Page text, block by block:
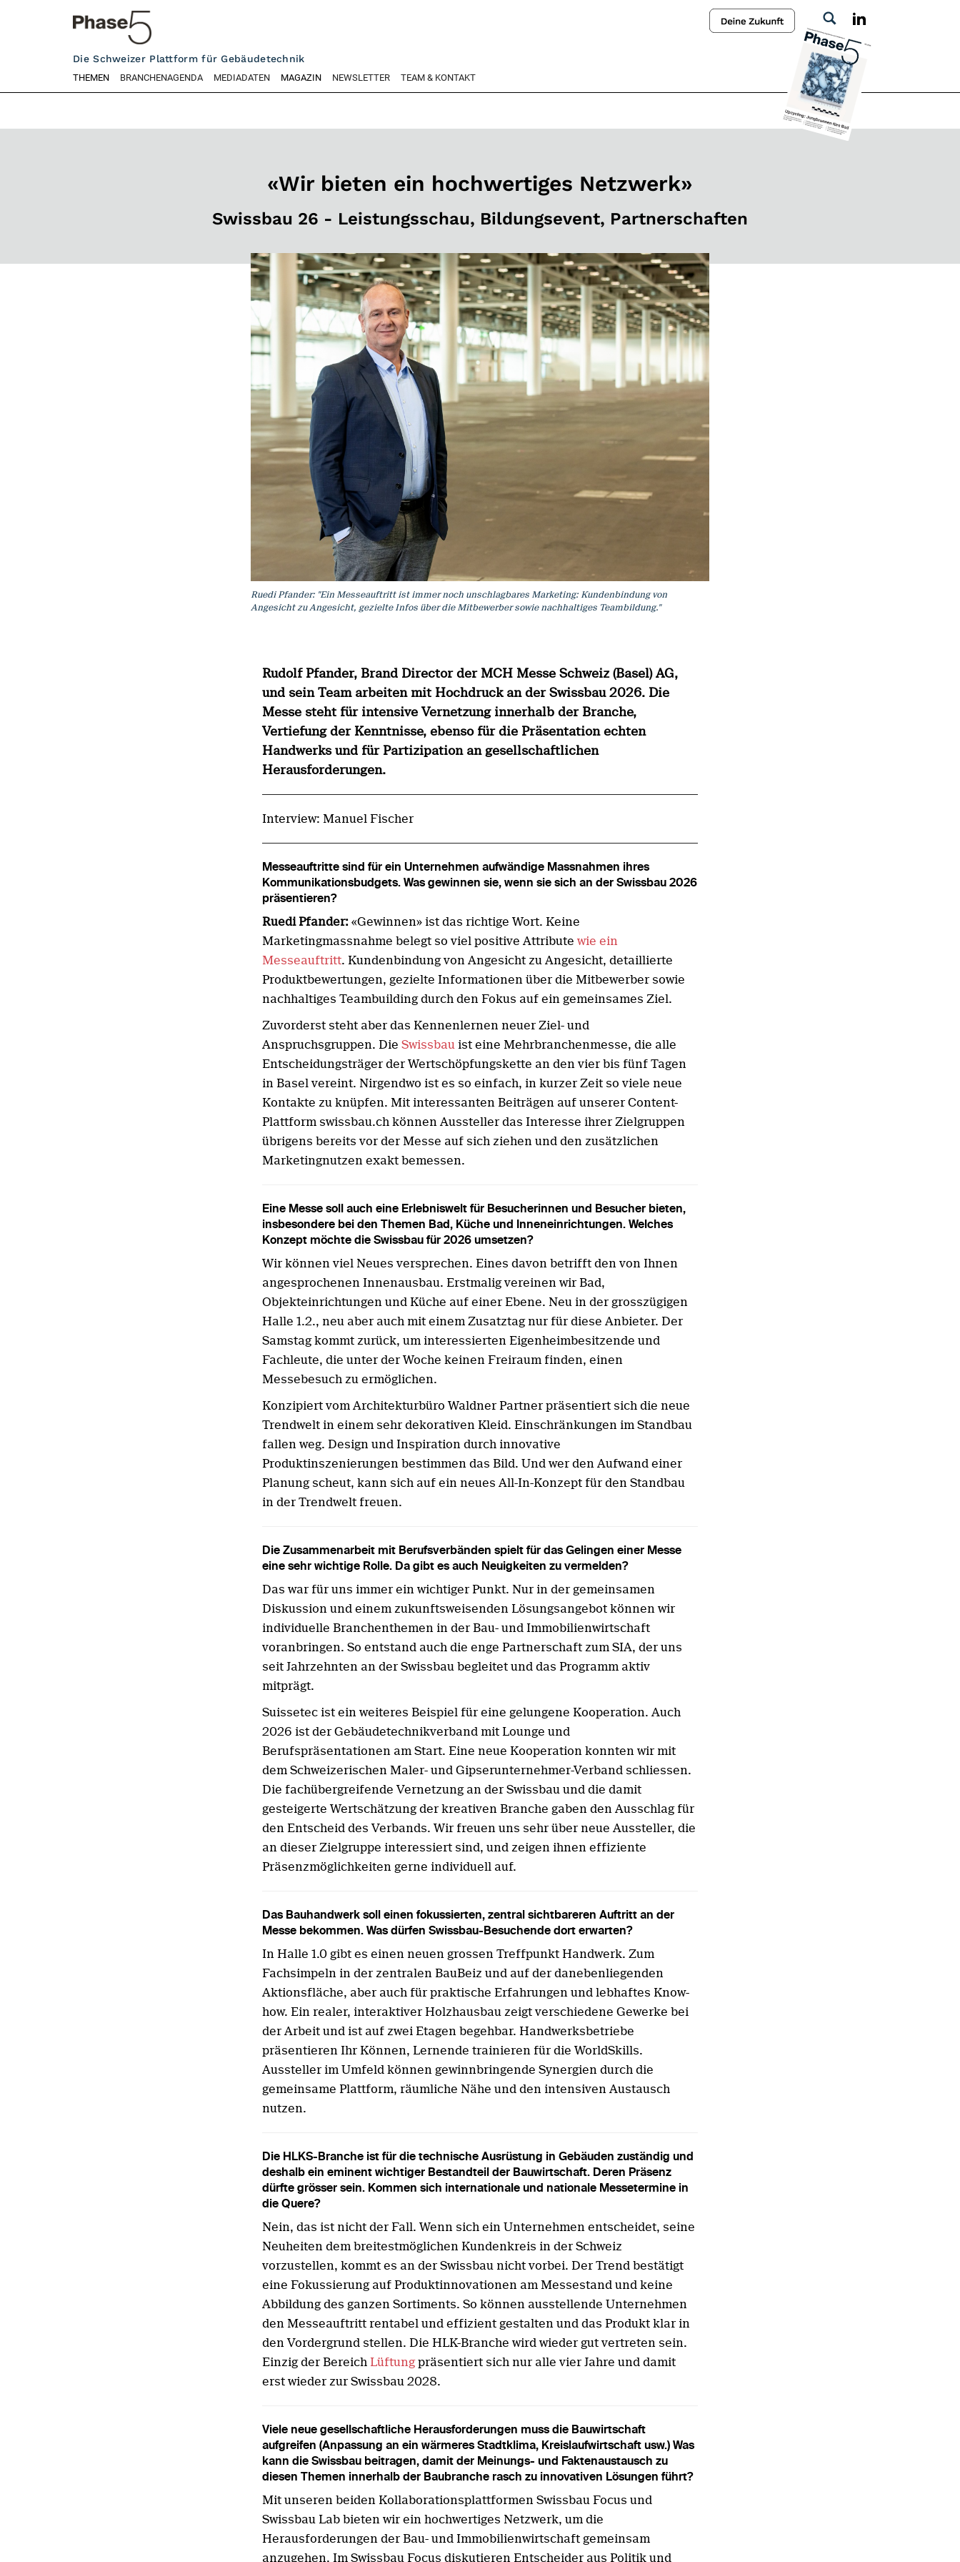
Die Schweizer Plattform für Gebäudetechnik
THEMEN BRANCHENAGENDA MEDIADATEN MAGAZIN NEWSLETTER TEAM & KONTAKT
«Wir bieten ein hochwertiges Netzwerk»
Swissbau 26 - Leistungsschau, Bildungsevent, Partnerschaften
Ruedi Pfander: "Ein Messeauftritt ist immer noch unschlagbares Marketing: Kundenbindung von
Angesicht zu Angesicht, gezielte Infos über die Mitbewerber sowie nachhaltiges Teambildung."
Rudolf Pfander, Brand Director der MCH Messe Schweiz (Basel) AG,
und sein Team arbeiten mit Hochdruck an der Swissbau 2026. Die
Messe steht für intensive Vernetzung innerhalb der Branche,
Vertiefung der Kenntnisse, ebenso für die Präsentation echten
Handwerks und für Partizipation an gesellschaftlichen
Herausforderungen.
Interview: Manuel Fischer
Messeauftritte sind für ein Unternehmen aufwändige Massnahmen ihres
Kommunikationsbudgets. Was gewinnen sie, wenn sie sich an der Swissbau 2026
präsentieren?
Ruedi Pfander: «Gewinnen» ist das richtige Wort. Keine
Marketingmassnahme belegt so viel positive Attribute wie ein
Messeauftritt. Kundenbindung von Angesicht zu Angesicht, detaillierte
Produktbewertungen, gezielte Informationen über die Mitbewerber sowie
nachhaltiges Teambuilding durch den Fokus auf ein gemeinsames Ziel.
Zuvorderst steht aber das Kennenlernen neuer Ziel- und
Anspruchsgruppen. Die Swissbau ist eine Mehrbranchenmesse, die alle
Entscheidungsträger der Wertschöpfungskette an den vier bis fünf Tagen
in Basel vereint. Nirgendwo ist es so einfach, in kurzer Zeit so viele neue
Kontakte zu knüpfen. Mit interessanten Beiträgen auf unserer Content-
Plattform swissbau.ch können Aussteller das Interesse ihrer Zielgruppen
übrigens bereits vor der Messe auf sich ziehen und den zusätzlichen
Marketingnutzen exakt bemessen.
Eine Messe soll auch eine Erlebniswelt für Besucherinnen und Besucher bieten,
insbesondere bei den Themen Bad, Küche und Inneneinrichtungen. Welches
Konzept möchte die Swissbau für 2026 umsetzen?
Wir können viel Neues versprechen. Eines davon betrifft den von Ihnen
angesprochenen Innenausbau. Erstmalig vereinen wir Bad,
Objekteinrichtungen und Küche auf einer Ebene. Neu in der grosszügigen
Halle 1.2., neu aber auch mit einem Zusatztag nur für diese Anbieter. Der
Samstag kommt zurück, um interessierten Eigenheimbesitzende und
Fachleute, die unter der Woche keinen Freiraum finden, einen
Messebesuch zu ermöglichen.
Konzipiert vom Architekturbüro Waldner Partner präsentiert sich die neue
Trendwelt in einem sehr dekorativen Kleid. Einschränkungen im Standbau
fallen weg. Design und Inspiration durch innovative
Produktinszenierungen bestimmen das Bild. Und wer den Aufwand einer
Planung scheut, kann sich auf ein neues All-In-Konzept für den Standbau
in der Trendwelt freuen.
Die Zusammenarbeit mit Berufsverbänden spielt für das Gelingen einer Messe
eine sehr wichtige Rolle. Da gibt es auch Neuigkeiten zu vermelden?
Das war für uns immer ein wichtiger Punkt. Nur in der gemeinsamen
Diskussion und einem zukunftsweisenden Lösungsangebot können wir
individuelle Branchenthemen in der Bau- und Immobilienwirtschaft
voranbringen. So entstand auch die enge Partnerschaft zum SIA, der uns
seit Jahrzehnten an der Swissbau begleitet und das Programm aktiv
mitprägt.
Suissetec ist ein weiteres Beispiel für eine gelungene Kooperation. Auch
2026 ist der Gebäudetechnikverband mit Lounge und
Berufspräsentationen am Start. Eine neue Kooperation konnten wir mit
dem Schweizerischen Maler- und Gipserunternehmer-Verband schliessen.
Die fachübergreifende Vernetzung an der Swissbau und die damit
gesteigerte Wertschätzung der kreativen Branche gaben den Ausschlag für
den Entscheid des Verbands. Wir freuen uns sehr über neue Aussteller, die
an dieser Zielgruppe interessiert sind, und zeigen ihnen effiziente
Präsenzmöglichkeiten gerne individuell auf.
Das Bauhandwerk soll einen fokussierten, zentral sichtbareren Auftritt an der
Messe bekommen. Was dürfen Swissbau-Besuchende dort erwarten?
In Halle 1.0 gibt es einen neuen grossen Treffpunkt Handwerk. Zum
Fachsimpeln in der zentralen BauBeiz und auf der danebenliegenden
Aktionsfläche, aber auch für praktische Erfahrungen und lebhaftes Know-
how. Ein realer, interaktiver Holzhausbau zeigt verschiedene Gewerke bei
der Arbeit und ist auf zwei Etagen begehbar. Handwerksbetriebe
präsentieren Ihr Können, Lernende trainieren für die WorldSkills.
Aussteller im Umfeld können gewinnbringende Synergien durch die
gemeinsame Plattform, räumliche Nähe und den intensiven Austausch
nutzen.
Die HLKS-Branche ist für die technische Ausrüstung in Gebäuden zuständig und
deshalb ein eminent wichtiger Bestandteil der Bauwirtschaft. Deren Präsenz
dürfte grösser sein. Kommen sich internationale und nationale Messetermine in
die Quere?
Nein, das ist nicht der Fall. Wenn sich ein Unternehmen entscheidet, seine
Neuheiten dem breitestmöglichen Kundenkreis in der Schweiz
vorzustellen, kommt es an der Swissbau nicht vorbei. Der Trend bestätigt
eine Fokussierung auf Produktinnovationen am Messestand und keine
Abbildung des ganzen Sortiments. So können ausstellende Unternehmen
den Messeauftritt rentabel und effizient gestalten und das Produkt klar in
den Vordergrund stellen. Die HLK-Branche wird wieder gut vertreten sein.
Einzig der Bereich Lüftungpräsentiert sich nur alle vier Jahre und damit
erst wieder zur Swissbau 2028.
Viele neue gesellschaftliche Herausforderungen muss die Bauwirtschaft
aufgreifen (Anpassung an ein wärmeres Stadtklima, Kreislaufwirtschaft usw.) Was
kann die Swissbau beitragen, damit der Meinungs- und Faktenaustausch zu
diesen Themen innerhalb der Baubranche rasch zu innovativen Lösungen führt?
Mit unseren beiden Kollaborationsplattformen Swissbau Focus und
Swissbau Lab bieten wir ein hochwertiges Netzwerk, um die
Herausforderungen der Bau- und Immobilienwirtschaft gemeinsam
anzugehen. Im Swissbau Focus diskutieren Entscheider aus Politik und